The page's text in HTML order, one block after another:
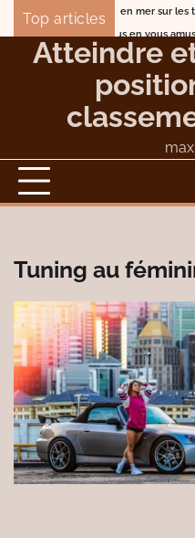
Skip
content
Top articles
Lune de miel en mer sur les
Entrainez-vous en vous amusant
Atteindre
Tuning au